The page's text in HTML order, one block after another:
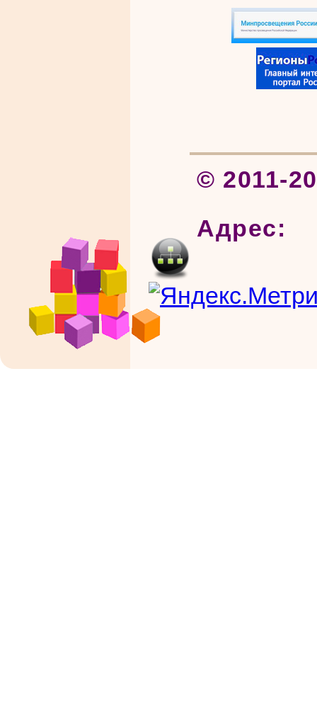
© 2011-
Адрес: